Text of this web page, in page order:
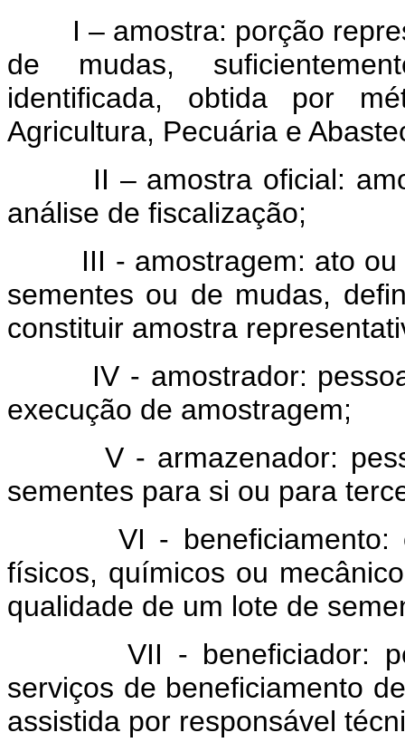
I – amostra: porção
de mudas,
identificada, obtida por
Agricultura, Pecuária e
II – amostra oficial:
análise de fiscalização;
III - amostragem: ato ou
sementes ou de mudas,
constituir amostra
IV - amostrador: pessoa
execução de amostragem;
V - armazenador:
sementes para si ou para
VI - beneficiamento:
físicos, químicos ou
qualidade de um lote de
VII - beneficiador:
serviços de beneficiamento
assistida por responsável